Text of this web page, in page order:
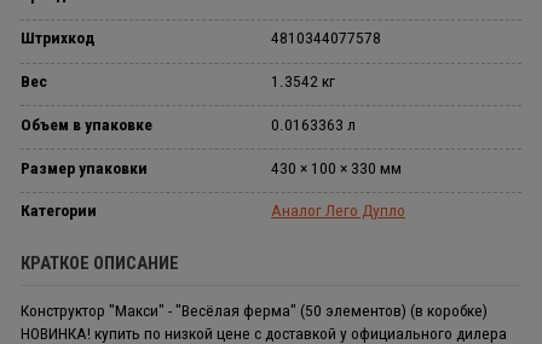
Штрихкод 4810344077578
Вес 1.3542 кг
Объем в упаковке 0.0163363 л
Размер упаковки 430 × 100 × 330 мм
Категории Аналог Лего Дупло
КРАТКОЕ ОПИСАНИЕ
Конструктор "Макси" - "Весёлая ферма" (50 элементов) (в коробке)
НОВИНКА! купить по низкой цене с доставкой у официального дилера